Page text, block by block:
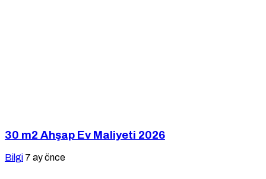
30 m2 Ahşap Ev Maliyeti 2026
Bilgi 7 ay önce